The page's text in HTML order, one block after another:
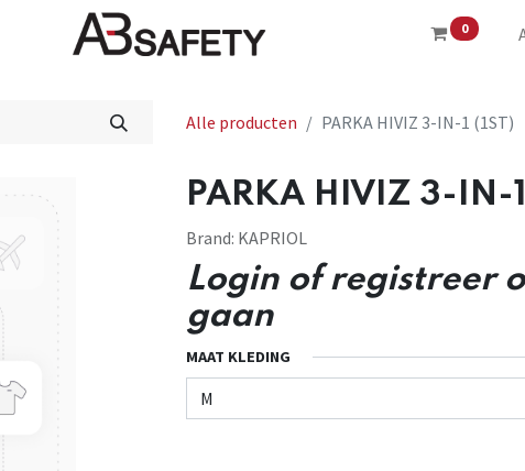
0
Winkel CE
Alle producten PARKA HIVIZ 3-IN-1 (1ST)
PARKA HIVIZ 3-IN-1
Brand: KAPRIOL
Login of registreer
gaan
MAAT KLEDING